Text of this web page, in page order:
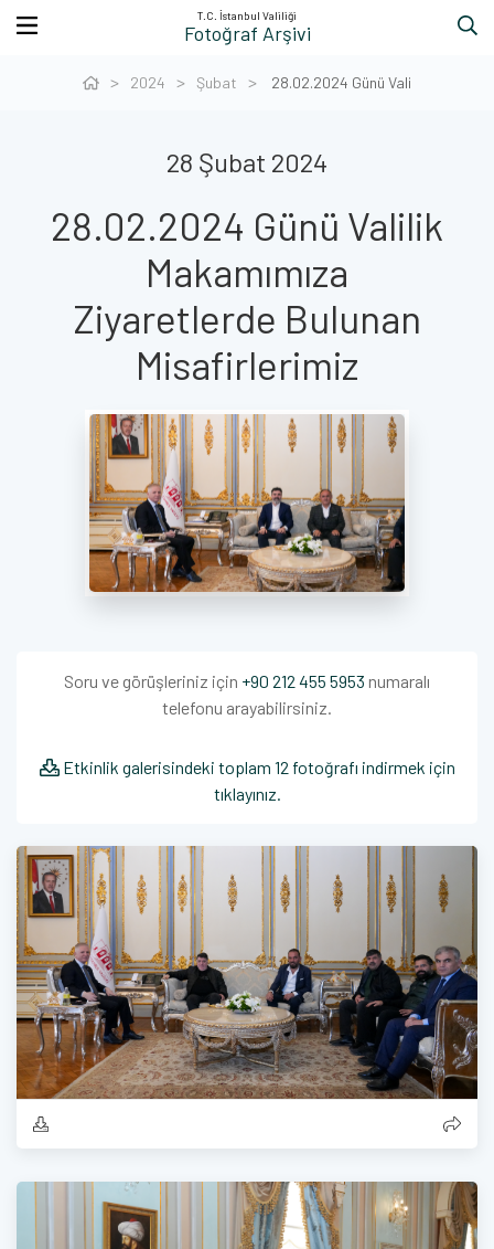
T.C. İstanbul Valiliği
Fotoğraf Arşivi
2024 Şubat 28.02.2024 Günü Vali
28 Şubat 2024
28.02.2024 Günü Valilik
Makamımıza
Ziyaretlerde Bulunan
Misafirlerimiz
Soru ve görüşleriniz için +90 212 455 5953 numaralı
telefonu arayabilirsiniz.
Etkinlik galerisindeki toplam 12 fotoğrafı indirmek için
tıklayınız.